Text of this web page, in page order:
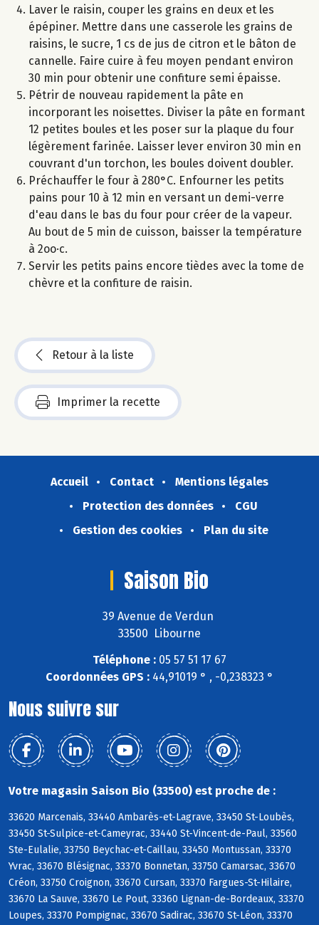
Laver le raisin, couper les grains en deux et les
épépiner. Mettre dans une casserole les grains de
raisins, le sucre, 1 cs de jus de citron et le bâton de
cannelle. Faire cuire à feu moyen pendant environ
30 min pour obtenir une confiture semi épaisse.
Pétrir de nouveau rapidement la pâte en
incorporant les noisettes. Diviser la pâte en formant
12 petites boules et les poser sur la plaque du four
légèrement farinée. Laisser lever environ 30 min en
couvrant d'un torchon, les boules doivent doubler.
Préchauffer le four à 280°C. Enfourner les petits
pains pour 10 à 12 min en versant un demi-verre
d'eau dans le bas du four pour créer de la vapeur.
Au bout de 5 min de cuisson, baisser la température
à 2oo·c.
Servir les petits pains encore tièdes avec la tome de
chèvre et la confiture de raisin.
Retour à la liste
Imprimer la recette
Accueil Contact
Mentions légales
Protection des données
CGU
Gestion des cookies
Plan du site
Saison Bio
39 Avenue de Verdun
33500 Libourne
Téléphone : 05 57 51 17 67
Coordonnées GPS : 44,91019 ° , -0,238323 °
Nous suivre sur
Votre magasin Saison Bio (33500) est proche de :
33620 Marcenais, 33440 Ambarès-et-Lagrave, 33450 St-Loubès,
33450 St-Sulpice-et-Cameyrac, 33440 St-Vincent-de-Paul, 33560
Ste-Eulalie, 33750 Beychac-et-Caillau, 33450 Montussan, 33370
Yvrac, 33670 Blésignac, 33370 Bonnetan, 33750 Camarsac, 33670
Créon, 33750 Croignon, 33670 Cursan, 33370 Fargues-St-Hilaire,
33670 La Sauve, 33670 Le Pout, 33360 Lignan-de-Bordeaux, 33370
Loupes, 33370 Pompignac, 33670 Sadirac, 33670 St-Léon, 33370